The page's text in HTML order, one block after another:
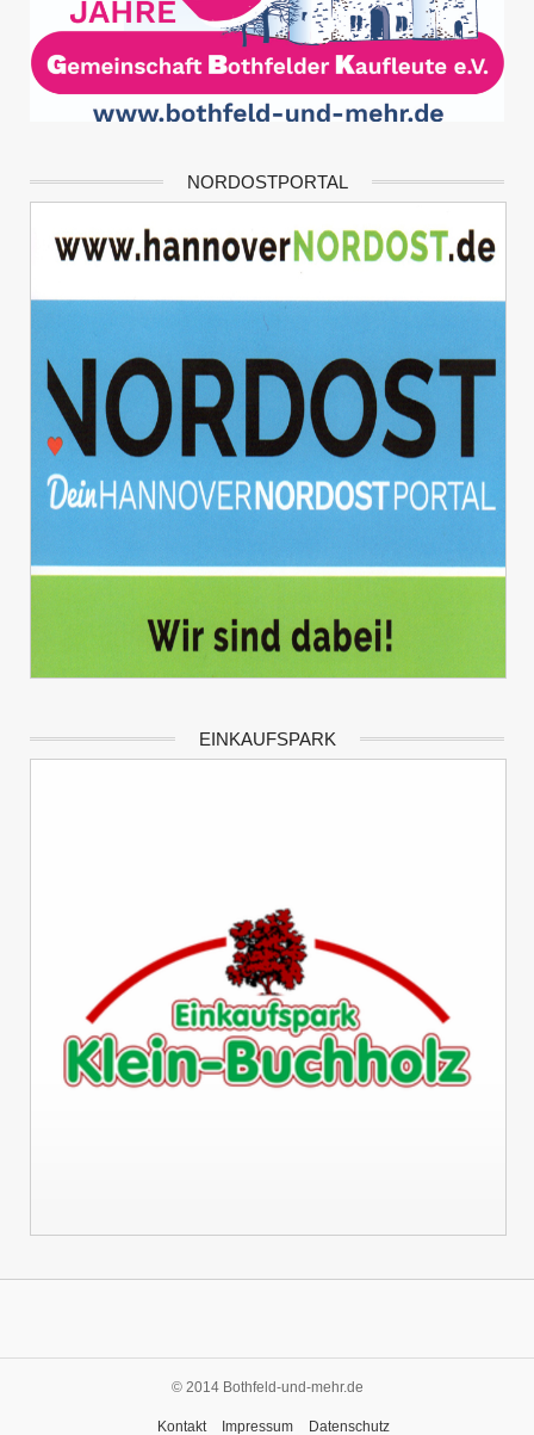
NORDOSTPORTAL
EINKAUFSPARK
© 2014 Bothfeld-und-mehr.de
Kontakt Impressum Datenschutz